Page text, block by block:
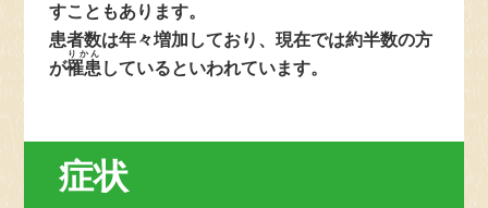
ぜんそく
すこともあります。
患者数は年々増加しており、現在では約半数の方
が罹患
りかん
しているといわれています。
症状